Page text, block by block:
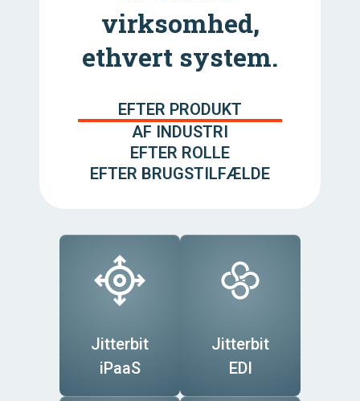
virksomhed,
ethvert system.
EFTER PRODUKT
AF INDUSTRI
EFTER ROLLE
EFTER BRUGSTILFÆLDE
Jitterbit
iPaaS
Jitterbit
EDI